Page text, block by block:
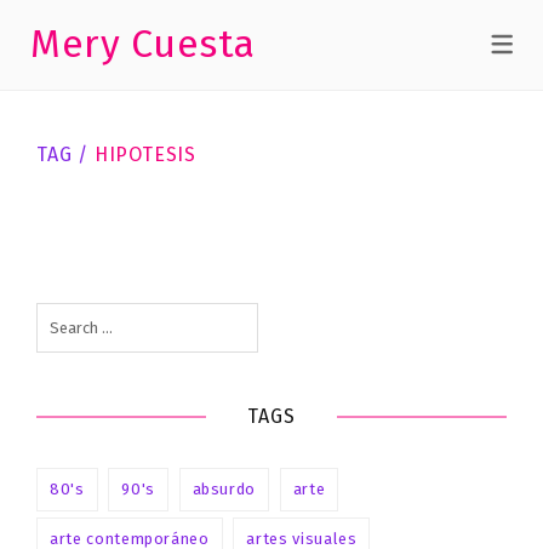
Mery Cuesta
TAG / HIPOTESIS
TEXTOS
for:
TAGS
80's 90's absurdo arte
arte contemporáneo artes visuales